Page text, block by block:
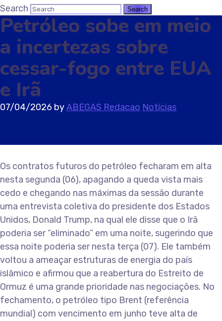
Search
Petróleo sobe em meio
a incertezas sobre
cessar-fogo entre EUA
e Irã
07/04/2026 byABEGAS Redacao Notícias
Os contratos futuros do petróleo fecharam em alta
nesta segunda (06), apagando a queda vista mais
cedo e chegando nas máximas da sessão durante
uma entrevista coletiva do presidente dos Estados
Unidos, Donald Trump, na qual ele disse que o Irã
poderia ser “eliminado” em uma noite, sugerindo que
essa noite poderia ser nesta terça (07). Ele também
voltou a ameaçar estruturas de energia do país
islâmico e afirmou que a reabertura do Estreito de
Ormuz é uma grande prioridade nas negociações. No
fechamento, o petróleo tipo Brent (referência
mundial) com vencimento em junho teve alta de